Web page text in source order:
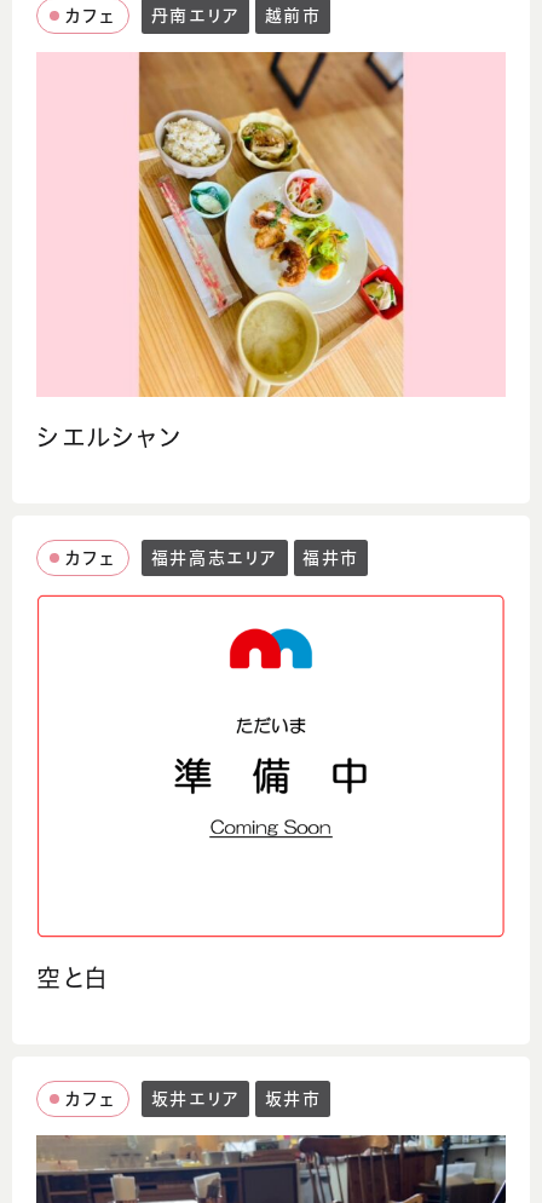
カフェ 丹南エリア 越前市
シエルシャン
カフェ 福井高志エリア 福井市
空と白
カフェ 坂井エリア 坂井市